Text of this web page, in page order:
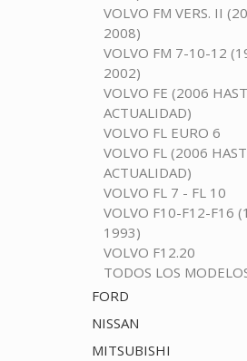
VOLVO FM VERS. II
2008)
VOLVO FM 7-10-12
2002)
VOLVO FE (2006
ACTUALIDAD)
VOLVO FL EURO 6
VOLVO FL (2006
ACTUALIDAD)
VOLVO FL 7 - FL 10
VOLVO F10-F12-F16
1993)
VOLVO F12.20
TODOS LOS
FORD
NISSAN
MITSUBISHI